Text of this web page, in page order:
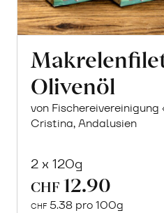
Olivenöl
von
Cristina, Andalusien
2 x 120g
CHF 12.90
CHF 5.38 pro 100g